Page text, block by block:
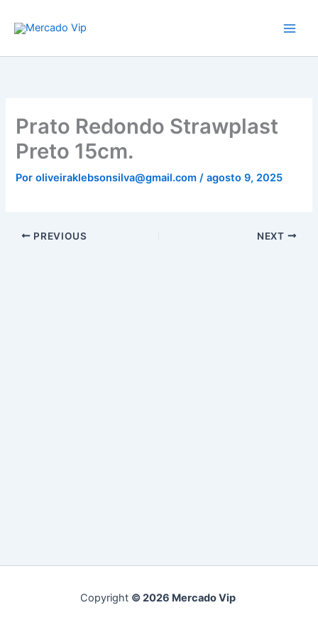
para
conteúdo
Prato Redondo Strawplast
Preto 15cm.
Poroliveiraklebsonsilva@gmail.com/agosto 9, 2025
PREVIOUS NEXT
Copyright © 2026 Mercado Vip